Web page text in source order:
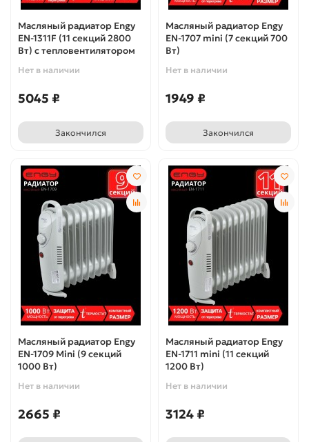
Масляный радиатор Engy
EN-1311F (11 секций 2800
Вт) с тепловентилятором
Нет в наличии
5045 ₽
Закончился
Масляный радиатор Engy
EN-1707 mini (7 секций 700
Вт)
Нет в наличии
1949 ₽
Закончился
Масляный радиатор Engy
EN-1709 Mini (9 секций
1000 Вт)
Нет в наличии
2665 ₽
Масляный радиатор Engy
EN-1711 mini (11 секций
1200 Вт)
Нет в наличии
3124 ₽